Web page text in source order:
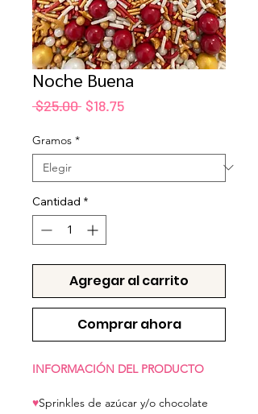
Noche Buena
$25.00 Precio
$18.75Precio
Gramos *
Cantidad *
Agregar al carrito
Comprar ahora
INFORMACIÓN DEL PRODUCTO
♥Sprinkles de azúcar y/o chocolate